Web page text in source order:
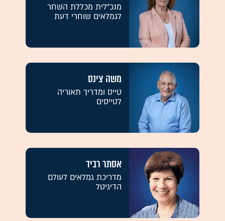
מנכ"לית מכללת השחר
לגמלאים שוחרי דעת
משה צינס
טייס ומדריך תאוריה
לטייסים
אסתר רביד
מדריכת גמלאים לעולם
הדיגיטל